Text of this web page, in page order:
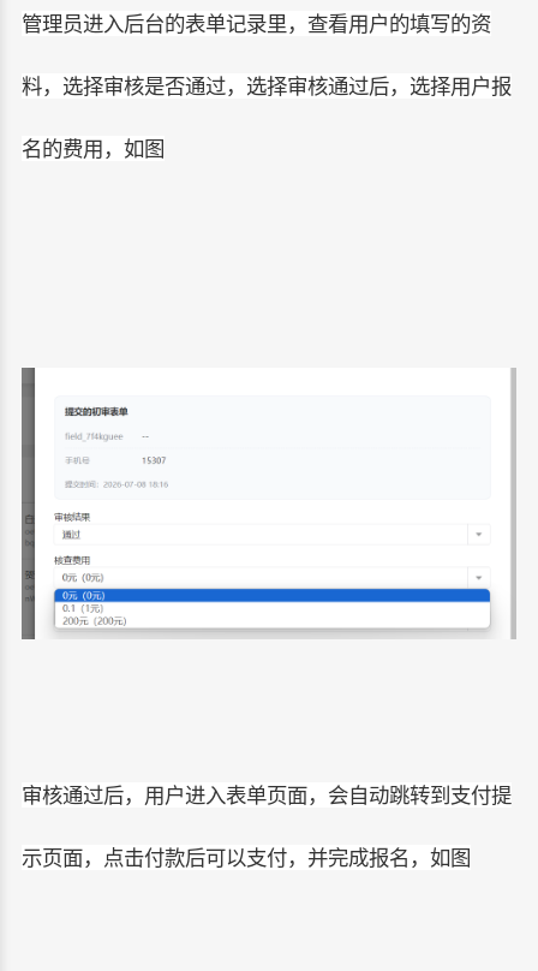
管理员进入后台的表单记录里，查看用户的填写的资
料，选择审核是否通过，选择审核通过后，选择用户报
名的费用，如图
审核通过后，用户进入表单页面，会自动跳转到支付提
示页面，点击付款后可以支付，并完成报名，如图